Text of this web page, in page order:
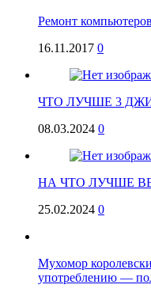
Ремонт компьютеров
16.11.2017 0
ЧТО ЛУЧШЕ 3
08.03.2024 0
НА ЧТО ЛУЧШЕ
25.02.2024 0
Мухомор
употреблению —